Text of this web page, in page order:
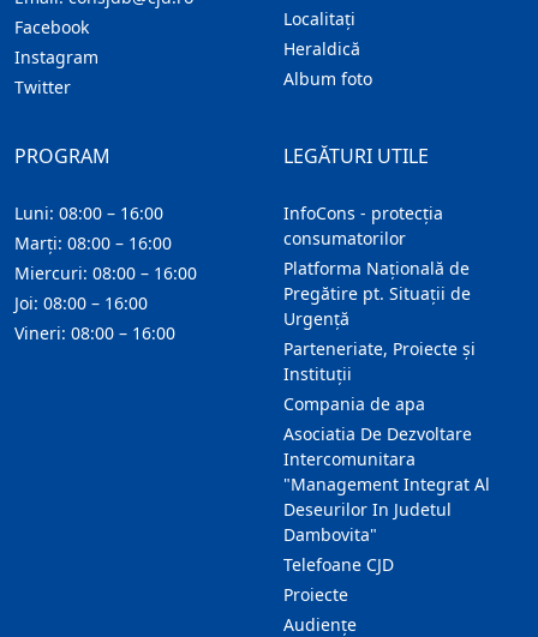
Facebook
Instagram
Twitter
Localitaţi
Heraldică
Album foto
LEGĂTURI UTILE
InfoCons - protecția
consumatorilor
Platforma Națională de
Pregătire pt. Situații de
Urgență
Parteneriate, Proiecte și
Instituții
Compania de apa
Asociatia De Dezvoltare
Intercomunitara
"Management Integrat Al
Deseurilor In Judetul
Dambovita"
Telefoane CJD
Proiecte
Audienţe
PROGRAM
Luni: 08:00 – 16:00
Marți: 08:00 – 16:00
Miercuri: 08:00 – 16:00
Joi: 08:00 – 16:00
Vineri: 08:00 – 16:00